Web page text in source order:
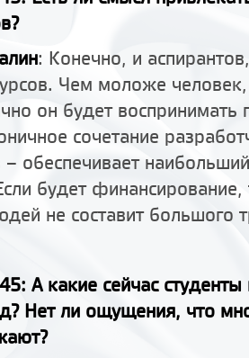
: Конечно, и
Чем моложе
он будет
сочетание
– обеспечивает
будет
не составит большого
А какие сейчас
Нет ли ощущения, что